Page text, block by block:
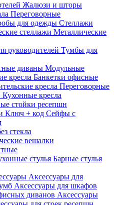
Жалюзи и шторы
Переговорные
для одежды Стеллажи
стеллажи Металлические
руководителей Тумбы для
диваны Модульные
кресла Банкетки офисные
кресла Переговорные
Кухонные кресла
стойки ресепшн
Ключ + код Сейфы с
стекла
вешалки
стулья Барные стулья
Аксессуары для
Аксессуары для шкафов
диванов Аксессуары